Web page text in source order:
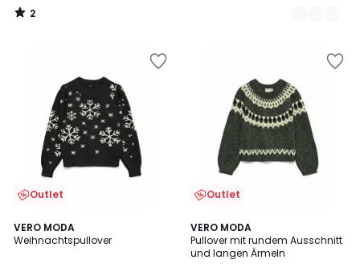
2
/
Outlet
VERO MODA
Weihnachtspullover
Outlet
VERO MODA
Pullover mit rundem Ausschnitt
und langen Ärmeln
2
/
5